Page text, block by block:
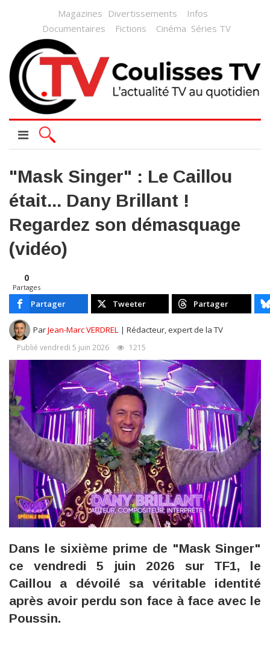
Magazines Divertissements
Infos
Documentaires
Fictions Cinéma Séries TV
"Mask Singer" : Le Caillou
était... Dany Brillant !
Regardez son démasquage
(vidéo)
0
Partages
Partager Tweeter Partager
ParJean-Marc VERDREL | Rédacteur, expert de la TV
Publié vendredi 5 juin 2026 1215
Dans le sixième prime de "Mask Singer"
ce vendredi 5 juin 2026 sur TF1, le
Caillou a dévoilé sa véritable identité
après avoir perdu son face à face avec le
Poussin.